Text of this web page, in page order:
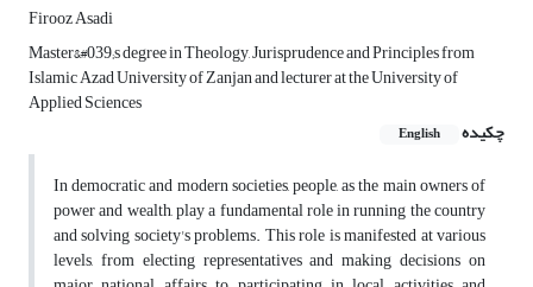
Firooz Asadi
Master&#039;s degree in Theology, Jurisprudence and Principles from
Islamic Azad University of Zanjan and lecturer at the University of
Applied Sciences
چکیده
English
In democratic and modern societies, people, as the main owners of
power and wealth, play a fundamental role in running the country
and solving society's problems. This role is manifested at various
levels, from electing representatives and making decisions on